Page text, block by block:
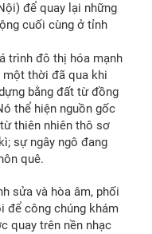
để quay lại những
cuối cùng ở tỉnh
trình đô thị hóa mạnh
một thời đã qua khi
bằng đất từ ​​đồng
thể hiện nguồn gốc
thiên nhiên thô sơ
sự ngây ngô đang
quê.
sửa và hòa âm, phối
để công chúng khám
quay trên nền nhạc